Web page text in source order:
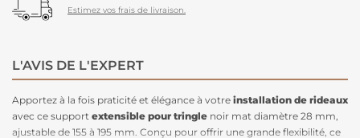
Estimez vos frais de livraison.
L'AVIS DE L'EXPERT
Apportez à la fois praticité et élégance à votre installation de rideaux
avec ce support extensible pour tringle noir mat diamètre 28 mm,
ajustable de 155 à 195 mm. Conçu pour offrir une grande flexibilité, ce